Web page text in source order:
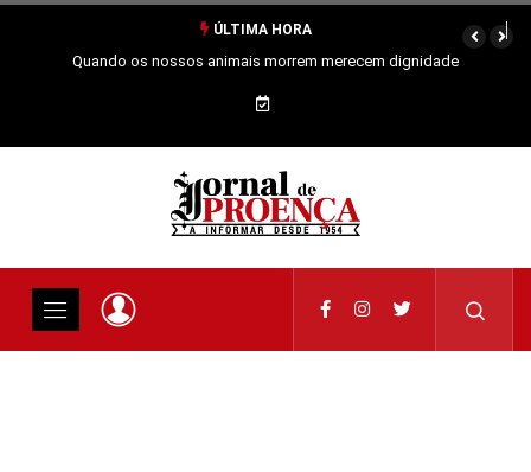
ÚLTIMA HORA
Quando os nossos animais morrem merecem dignidade